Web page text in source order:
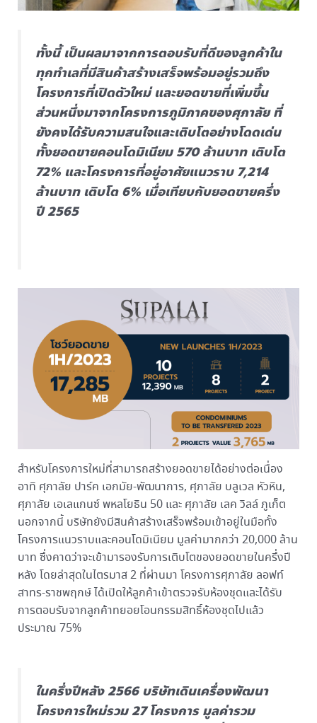
ทั้งนี้ เป็นผลมาจากการตอบรับที่ดีของลูกค้าใน
ทุกทำเลที่มีสินค้าสร้างเสร็จพร้อมอยู่รวมถึง
โครงการที่เปิดตัวใหม่ และยอดขายที่เพิ่มขึ้น
ส่วนหนึ่งมาจากโครงการภูมิภาคของศุภาลัย ที่
ยังคงได้รับความสนใจและเติบโตอย่างโดดเด่น
ทั้งยอดขายคอนโดมิเนียม 570 ล้านบาท เติบโต
72% และโครงการที่อยู่อาศัยแนวราบ 7,214
ล้านบาท เติบโต 6% เมื่อเทียบกับยอดขายครึ่ง
ปี 2565
สำหรับโครงการใหม่ที่สามารถสร้างยอดขายได้อย่างต่อเนื่อง
อาทิ ศุภาลัย ปาร์ค เอกมัย-พัฒนาการ, ศุภาลัย บลูเวล หัวหิน,
ศุภาลัย เอเลแกนซ์ พหลโยธิน 50 และ ศุภาลัย เลค วิลล์ ภูเก็ต
นอกจากนี้ บริษัทยังมีสินค้าสร้างเสร็จพร้อมเข้าอยู่ในมือทั้ง
โครงการแนวราบและคอนโดมิเนียม มูลค่ามากกว่า 20,000 ล้าน
บาท ซึ่งคาดว่าจะเข้ามารองรับการเติบโตของยอดขายในครึ่งปี
หลัง โดยล่าสุดในไตรมาส 2 ที่ผ่านมา โครงการศุภาลัย ลอฟท์
สาทร-ราชพฤกษ์ ได้เปิดให้ลูกค้าเข้าตรวจรับห้องชุดและได้รับ
การตอบรับจากลูกค้าทยอยโอนกรรมสิทธิ์ห้องชุดไปแล้ว
ประมาณ 75%
ในครึ่งปีหลัง 2566 บริษัทเดินเครื่องพัฒนา
โครงการใหม่รวม 27 โครงการ มูลค่ารวม